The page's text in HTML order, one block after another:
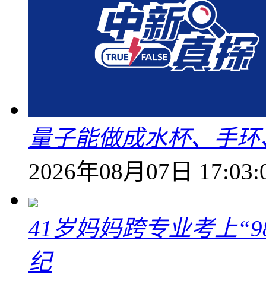
量子能做成水杯、手
2026年08月07日
41岁妈妈跨专业考上
纪